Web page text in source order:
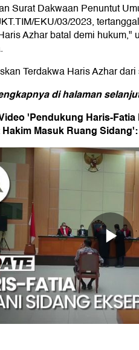
Surat Dakwaan Penuntut
EKU/03/2023,
Azhar batal demi hukum,"
Terdakwa Haris Azhar
di halaman
'Pendukung Haris-
Hakim Masuk Ruang Sidang':